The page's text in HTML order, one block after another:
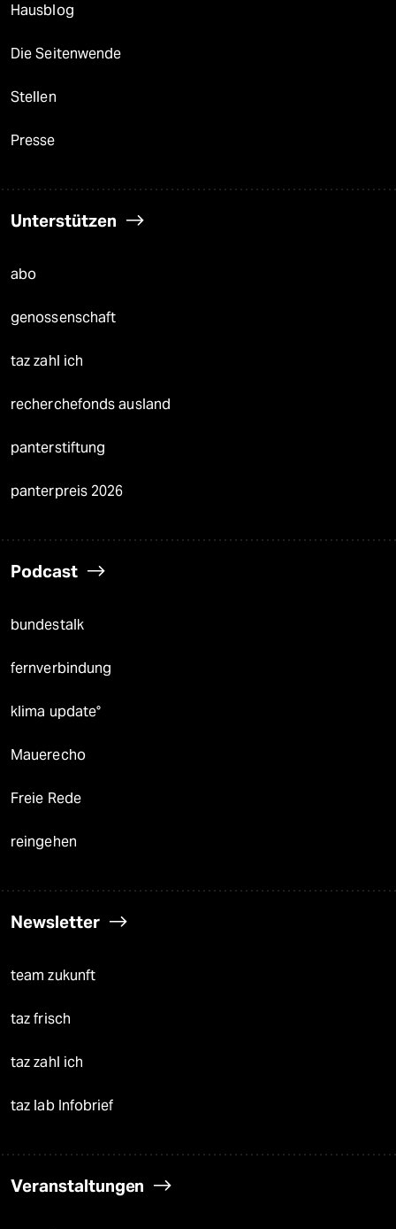
Hausblog
Die Seitenwende
Stellen
Presse
Unterstützen
abo
genossenschaft
taz zahl ich
recherchefonds ausland
panterstiftung
panterpreis 2026
Podcast
bundestalk
fernverbindung
klima update°
Mauerecho
Freie Rede
reingehen
Newsletter
team zukunft
taz frisch
taz zahl ich
taz lab Infobrief
Veranstaltungen